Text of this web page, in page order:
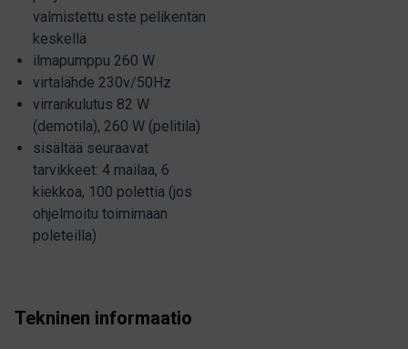
valmistettu este pelikentän
keskellä
ilmapumppu 260 W
virtalähde 230v/50Hz
virrankulutus 82 W
(demotila), 260 W (pelitila)
sisältää seuraavat
tarvikkeet: 4 mailaa, 6
kiekkoa, 100 polettia (jos
ohjelmoitu toimimaan
poleteilla)
Tekninen informaatio